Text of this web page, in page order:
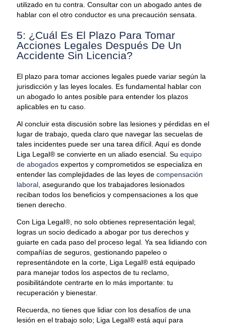
utilizado en tu contra. Consultar con un abogado antes de
hablar con el otro conductor es una precaución sensata.
5: ¿Cuál Es El Plazo Para Tomar
Acciones Legales Después De Un
Accidente Sin Licencia?
El plazo para tomar acciones legales puede variar según la
jurisdicción y las leyes locales. Es fundamental hablar con
un abogado lo antes posible para entender los plazos
aplicables en tu caso.
Al concluir esta discusión sobre las lesiones y pérdidas en el
lugar de trabajo, queda claro que navegar las secuelas de
tales incidentes puede ser una tarea difícil. Aquí es donde
Liga Legal® se convierte en un aliado esencial. Su equipo
de abogados expertos y comprometidos se especializa en
entender las complejidades de las leyes de compensación
laboral , asegurando que los trabajadores lesionados
reciban todos los beneficios y compensaciones a los que
tienen derecho.
Con Liga Legal®, no solo obtienes representación legal;
logras un socio dedicado a abogar por tus derechos y
guiarte en cada paso del proceso legal. Ya sea lidiando con
compañías de seguros, gestionando papeleo o
representándote en la corte, Liga Legal® está equipado
para manejar todos los aspectos de tu reclamo,
posibilitándote centrarte en lo más importante: tu
recuperación y bienestar.
Recuerda, no tienes que lidiar con los desafíos de una
lesión en el trabajo solo; Liga Legal® está aquí para